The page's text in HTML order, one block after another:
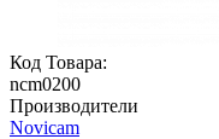
Код Товара:
ncm0200
Производители
Novicam